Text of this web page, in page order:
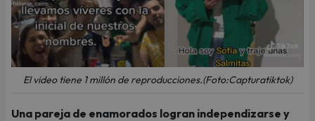
El video tiene 1 millón de reproducciones.(Foto:Capturatiktok)
Una pareja de enamorados logran independizarse y